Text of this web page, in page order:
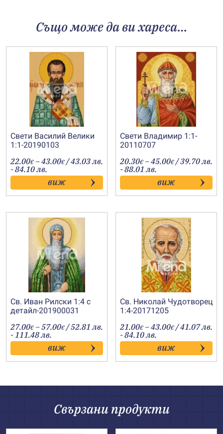
Също може да ви хареса…
Свети Василий Велики
1:1-20190103
22.00€ –43.00€Price
range:
22.00€
through
43.00€
/ 43.03 лв.
- 84.10 лв.
виж
Свети Владимир 1:1-
20110707
20.30€ –45.00€Price
range:
20.30€
through
45.00€
/ 39.70 лв.
- 88.01 лв.
виж
Св. Иван Рилски 1:4 с
детайл-201900031
27.00€ –57.00€Price
range:
27.00€
through
57.00€
/ 52.81 лв.
- 111.48 лв.
виж
Св. Николай Чудотворец
1:4-20171205
21.00€ –43.00€Price
range:
21.00€
through
43.00€
/ 41.07 лв.
- 84.10 лв.
виж
Свързани продукти